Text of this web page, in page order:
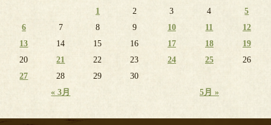
« 3月 5月 »
1 2 3 4
5
6
7 8 9 10 11
12
13
14 15 16 17 18
19
20
21 22 23 24 25
26
27
28 29 30